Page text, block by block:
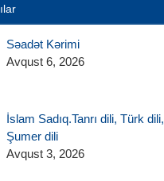
Səadət Kərimi
Avqust 6, 2026
İslam Sadıq.Tanrı dili, Türk dili,
Şumer dili
Avqust 3, 2026